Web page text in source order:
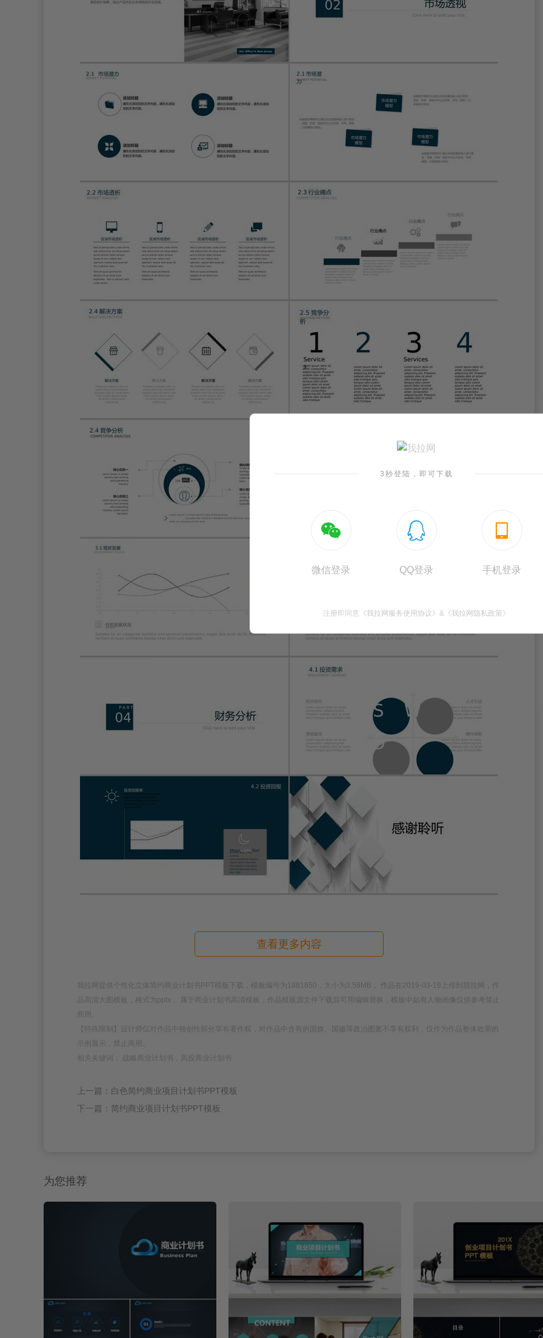
查看更多内容
我拉网提供个性化立体简约商业计划书PPT模板下载，模板编号为1881850，大小为3.58MB， 作品在2019-03-19上传到我拉网，作
品高清大图模板，格式为pptx， 属于商业计划书高清模板，作品模板源文件下载后可用编辑替换，模板中如有人物画像仅供参考禁止
【特殊限制】设计师仅对作品中独创性部分享有著作权，对作品中含有的国旗、国徽等政治图案不享有权利，仅作为作品整体效果的
示例展示，禁止商用。
相关关键词： 战略商业计划书，风投商业计划书
上一篇：白色简约商业项目计划书PPT模板
下一篇：简约商业项目计划书PPT模板
为您推荐
3秒登陆，即可下载

微信登录

QQ登录

手机登录
注册即同意 《我拉网服务使用协议》 & 《我拉网隐私政策》